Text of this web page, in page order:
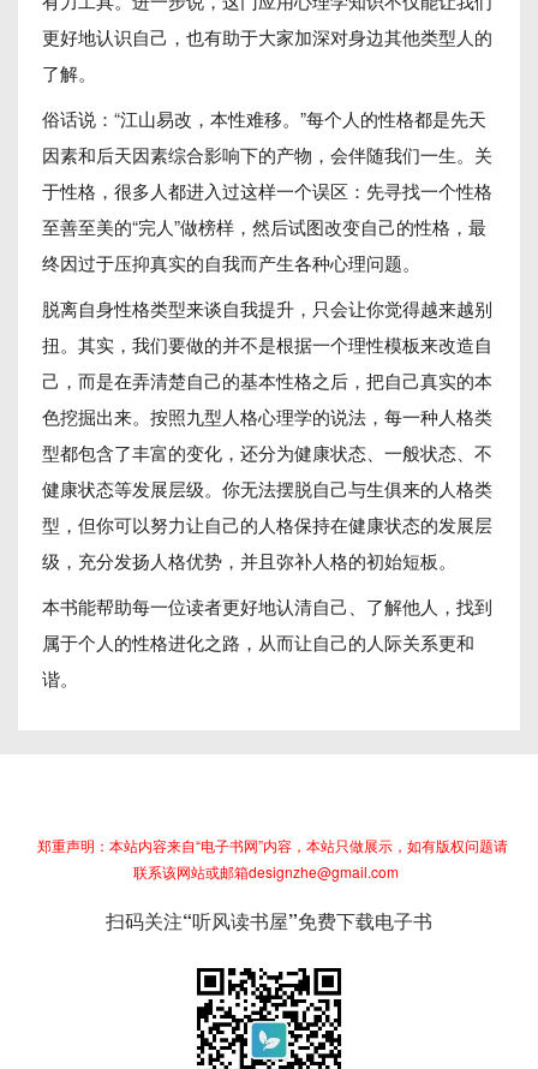
更好地认识自己，也有助于大家加深对身边其他类型人的
了解。
俗话说：“江山易改，本性难移。”每个人的性格都是先天
因素和后天因素综合影响下的产物，会伴随我们一生。关
于性格，很多人都进入过这样一个误区：先寻找一个性格
至善至美的“完人”做榜样，然后试图改变自己的性格，最
终因过于压抑真实的自我而产生各种心理问题。
脱离自身性格类型来谈自我提升，只会让你觉得越来越别
扭。其实，我们要做的并不是根据一个理性模板来改造自
己，而是在弄清楚自己的基本性格之后，把自己真实的本
色挖掘出来。按照九型人格心理学的说法，每一种人格类
型都包含了丰富的变化，还分为健康状态、一般状态、不
健康状态等发展层级。你无法摆脱自己与生俱来的人格类
型，但你可以努力让自己的人格保持在健康状态的发展层
级，充分发扬人格优势，并且弥补人格的初始短板。
本书能帮助每一位读者更好地认清自己、了解他人，找到
属于个人的性格进化之路，从而让自己的人际关系更和
谐。
郑重声明：本站内容来自“电子书网”内容，本站只做展示，如有版权问题请
联系该网站或邮箱designzhe@gmail.com
扫码关注“听风读书屋”免费下载电子书